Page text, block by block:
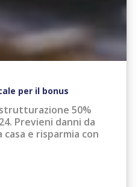
per il bonus
50%
Previeni danni da
e risparmia con